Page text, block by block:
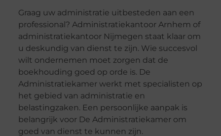
Graag uw administratie uitbesteden aan een
professional? Administratiekantoor Arnhem of
administratiekantoor Nijmegen staat klaar om
u deskundig van dienst te zijn. Wie succesvol
wilt ondernemen moet zorgen dat de
boekhouding goed op orde is. De
Administratiekamer werkt met specialisten op
het gebied van administratie en
belastingzaken. Een persoonlijke aanpak is
belangrijk voor De Administratiekamer om
goed van dienst te kunnen zijn.